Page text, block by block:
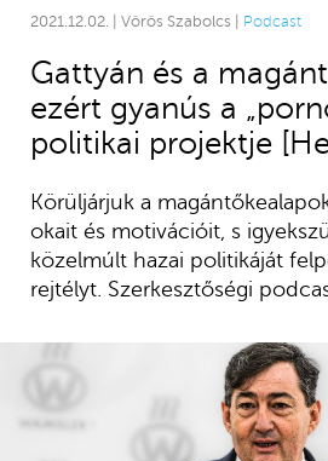
2021.12.02. | Vörös Szabolcs | Podcast
Gattyán és a
ezért gyanús a
politikai projektje
Körüljárjuk a
okait és motivációit, s
közelmúlt hazai politikáját
rejtélyt. Szerkesztőségi